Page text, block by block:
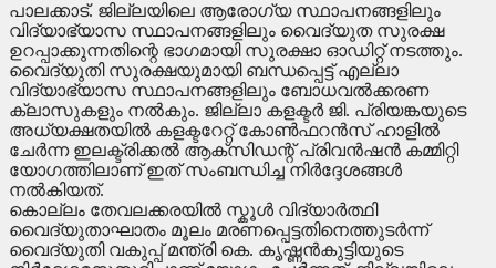
പാലക്കാട്. ജില്ലയിലെ ആരോഗ്യ സ്ഥാപനങ്ങളിലും
വിദ്യാഭ്യാസ സ്ഥാപനങ്ങളിലും വൈദ്യുത സുരക്ഷ
ഉറപ്പാക്കുന്നതിന്റെ ഭാഗമായി സുരക്ഷാ ഓഡിറ്റ് നടത്തും.
വൈദ്യുതി സുരക്ഷയുമായി ബന്ധപ്പെട്ട് എല്ലാ
വിദ്യാഭ്യാസ സ്ഥാപനങ്ങളിലും ബോധവൽക്കരണ
ക്ലാസുകളും നല്‍കും. ജില്ലാ കളക്ടർ ജി. പ്രിയങ്കയുടെ
അധ്യക്ഷതയിൽ കളക്ടറേറ്റ് കോൺഫറൻസ് ഹാളിൽ
ചേർന്ന ഇലക്ട്രിക്കൽ ആക്‌സിഡന്റ് പ്രിവൻഷൻ കമ്മിറ്റി
യോഗത്തിലാണ് ഇത് സംബന്ധിച്ച നിർദ്ദേശങ്ങൾ
നൽകിയത്.
കൊല്ലം തേവലക്കരയിൽ സ്കൂൾ വിദ്യാർത്ഥി
വൈദ്യുതാഘാതം മൂലം മരണപ്പെട്ടതിനെത്തുടർന്ന്
വൈദ്യുതി വകുപ്പ് മന്ത്രി കെ. കൃഷ്ണൻകുട്ടിയുടെ